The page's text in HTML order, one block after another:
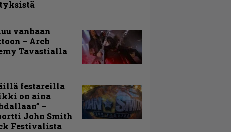
vanhaan
– Arch
Tavastialla
festareilla
on aina
–
John Smith
Festivalista